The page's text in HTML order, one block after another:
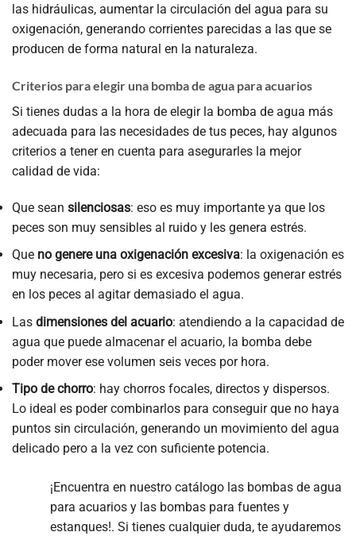
las hidráulicas, aumentar la circulación del agua para su
oxigenación, generando corrientes parecidas a las que se
producen de forma natural en la naturaleza.
Criterios para elegir una bomba de agua para acuarios
Si tienes dudas a la hora de elegir la bomba de agua más
adecuada para las necesidades de tus peces, hay algunos
criterios a tener en cuenta para asegurarles la mejor
calidad de vida:
Que sean silenciosas: eso es muy importante ya que los
peces son muy sensibles al ruido y les genera estrés.
Que no genere una oxigenación excesiva: la oxigenación es
muy necesaria, pero si es excesiva podemos generar estrés
en los peces al agitar demasiado el agua.
Las dimensiones del acuario: atendiendo a la capacidad de
agua que puede almacenar el acuario, la bomba debe
poder mover ese volumen seis veces por hora.
Tipo de chorro: hay chorros focales, directos y dispersos.
Lo ideal es poder combinarlos para conseguir que no haya
puntos sin circulación, generando un movimiento del agua
delicado pero a la vez con suficiente potencia.
¡Encuentra en nuestro catálogo las bombas de agua
para acuarios y las bombas para fuentes y
estanques!. Si tienes cualquier duda, te ayudaremos